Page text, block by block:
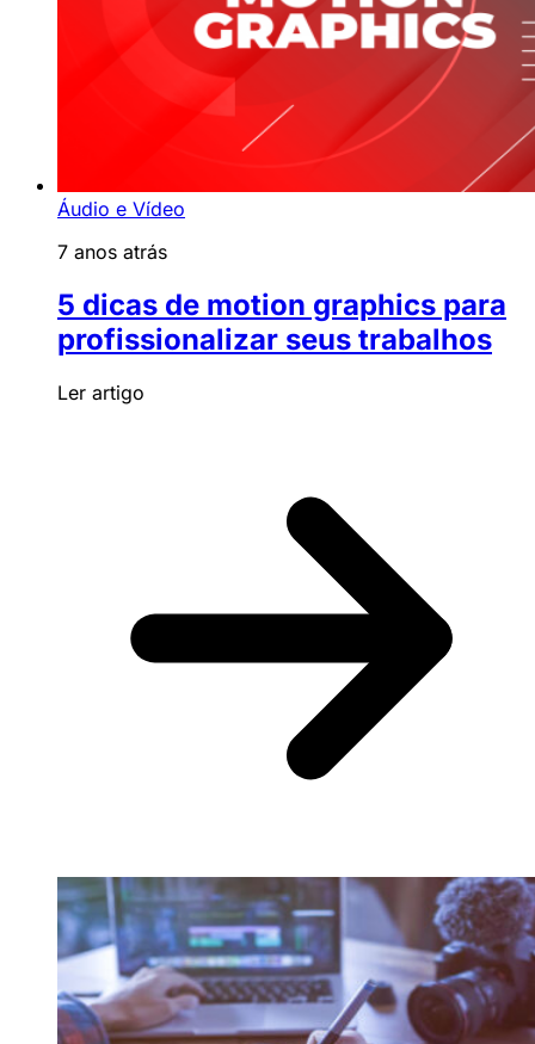
Áudio e Vídeo
7 anos atrás
5 dicas de motion graphics para
profissionalizar seus trabalhos
Ler artigo